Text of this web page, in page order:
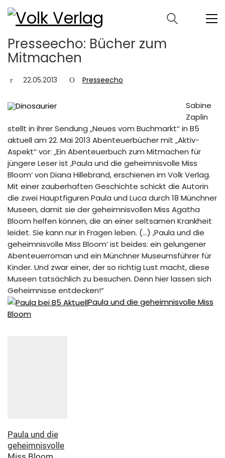
Presseecho: Bücher zum
Mitmachen
22.05.2013 Presseecho
Sabine
Zaplin
stellt in ihrer Sendung „Neues vom Buchmarkt“ in B5
aktuell am 22. Mai 2013 Abenteuerbücher mit „Aktiv-
Aspekt“ vor: „Ein Abenteuerbuch zum Mitmachen für
jüngere Leser ist ,Paula und die geheimnisvolle Miss
Bloom‘ von Diana Hillebrand, erschienen im Volk Verlag.
Mit einer zauberhaften Geschichte schickt die Autorin
die zwei Hauptfiguren Paula und Luca durch 18 Münchner
Museen, damit sie der geheimnisvollen Miss Agatha
Bloom helfen können, die an einer seltsamen Krankheit
leidet. Sie kann nur in Fragen leben. (…) ,Paula und die
geheimnisvolle Miss Bloom‘ ist beides: ein gelungener
Abenteuerroman und ein Münchner Museumsführer für
Kinder. Und zwar einer, der so richtig Lust macht, diese
Museen tatsächlich zu besuchen. Denn hier lassen sich
Geheimnisse entdecken!“
Paula und die geheimnisvolle Miss
Bloom
Paula und die
geheimnisvolle